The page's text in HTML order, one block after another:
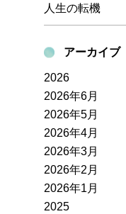
人生の転機
アーカイブ
2026
2026年6月
2026年5月
2026年4月
2026年3月
2026年2月
2026年1月
2025